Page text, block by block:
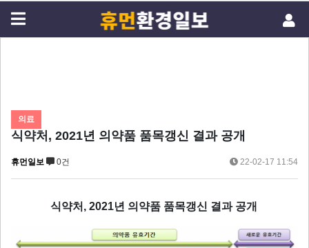
의료
식약처, 2021년 의약품 품목갱신 결과 공개
휴먼일보 0건 22-02-17 11:54
식약처, 2021년 의약품 품목갱신 결과 공개